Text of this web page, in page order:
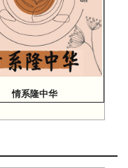
情系隆中华